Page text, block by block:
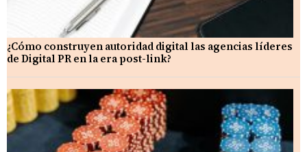
¿Cómo construyen autoridad digital las agencias líderes
de Digital PR en la era post-link?